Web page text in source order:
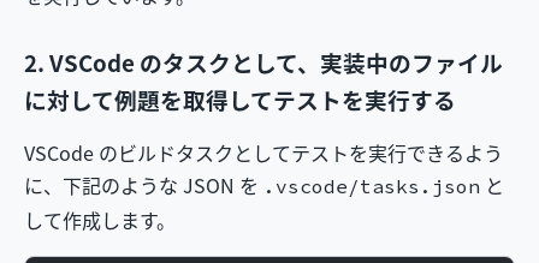
2. VSCode のタスクとして、実装中のファイル
に対して例題を取得してテストを実行する
VSCode のビルドタスクとしてテストを実行できるよう
に、下記のような JSON を .vscode/tasks.json と
して作成します。